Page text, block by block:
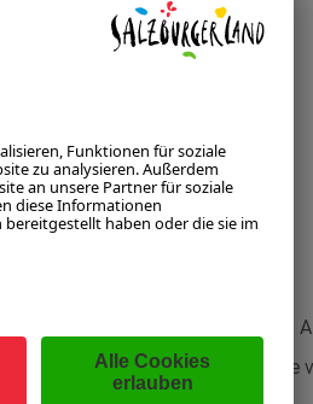
einem Wiegemesser fein wiegen.
Eventuell eine kleine Menge